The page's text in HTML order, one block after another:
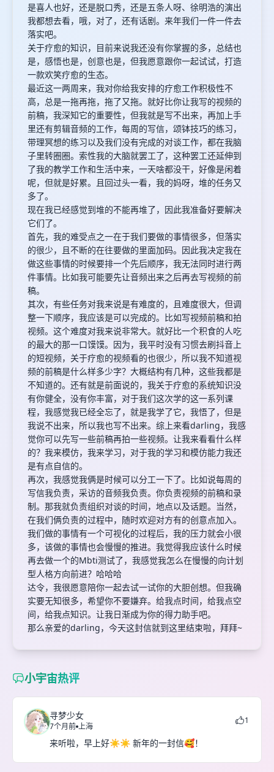
是喜人也好，还是脱口秀，还是五条人呀、徐明浩的演出
我都想去看，哦，对了，还有话剧。来年我们一件一件去
落实吧。
关于疗愈的知识，目前来说我还没有你掌握的多，总结也
是，感悟也是，创意也是，但我愿意跟你一起试试，打造
一款欢笑疗愈的生态。
最近这一两周来，我对你给我安排的疗愈工作积极性不
高，总是一拖再拖，拖了又拖。就好比你让我写的视频的
前稿，我深知它的重要性，但我就是写不出来，再加上手
里还有剪辑音频的工作，每周的写信，颂钵技巧的练习，
带理冥想的练习以及我们没有完成的对谈工作，都在我脑
子里转圈圈。索性我的大脑就罢工了，这种罢工还延伸到
了我的教学工作和生活中来，一天啥都没干，好像是闲着
呢，但就是好累。且回过头一看，我的妈呀，堆的任务又
多了。
现在我已经感觉到堆的不能再堆了，因此我准备好要解决
它们了。
首先，我的难受点之一在于我们要做的事情很多，但落实
的很少，且不断的在往要做的里面加码。因此我决定我在
做这些事情的时候要排一个先后顺序，我无法同时进行两
件事情。比如我可能要先让音频出来之后再去写视频的前
稿。
其次，有些任务对我来说是有难度的，且难度很大，但调
整一下顺序，我应该是可以完成的。比如写视频前稿和拍
视频。这个难度对我来说非常大。就好比一个积食的人吃
的最大的那一口馍馍。因为，我平时没有习惯去刷抖音上
的短视频，关于疗愈的视频看的也很少，所以我不知道视
频的前稿是什么样多少字？大概结构有几种，这些我都是
不知道的。还有就是前面说的，我关于疗愈的系统知识没
有你健全，没有你丰富，对于我们这次学的这一系列课
程，我感觉我已经全忘了，就是我学了它，我悟了，但是
我说不出来，所以我也写不出来。综上来看darling，我感
觉你可以先写一些前稿再拍一些视频。让我来看看什么样
的？我来模仿，我来学习，对于我的学习和模仿能力我还
是有点自信的。
再次，我感觉我俩是时候可以分工一下了。比如说每周的
写信我负责，采访的音频我负责。你负责视频的前稿和录
制。那我就负责组织对谈的时间，地点以及话题。当然，
在我们俩负责的过程中，随时欢迎对方有的创意点加入。
我们做的事情有一个可视化的过程后，我的压力就会小很
多，该做的事情也会慢慢的推进。我觉得我应该什么时候
再去做一个的Mbti测试了，我感觉我怎么在慢慢的向计划
型人格方向前进？哈哈哈
达令，我很愿意陪你一起去试一试你的大胆创想。但我确
实要无知很多，希望你不要嫌弃。给我点时间，给我点空
间，给我点知识。让我日渐成为你的得力助手吧。
那么亲爱的darling，今天这封信就到这里结束啦，拜拜~
小宇宙热评
寻梦少女
7个月前 上海
1
来听啦，早上好☀️☀️ 新年的一封信🥰！